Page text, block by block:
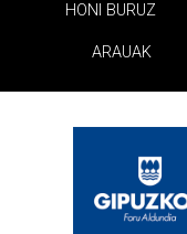
HONI BURUZ
ARAUAK